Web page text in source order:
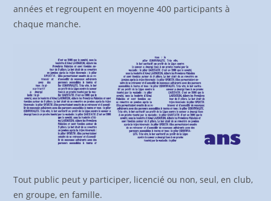
années et regroupent en moyenne 400 participants à
chaque manche.
Tout public peut y participer, licencié ou non, seul, en club,
en groupe, en famille.